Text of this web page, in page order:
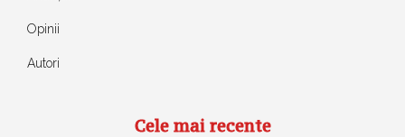
Opinii
Autori
Cele mai recente